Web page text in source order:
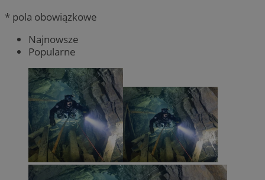
* pola obowiązkowe
Najnowsze
Popularne